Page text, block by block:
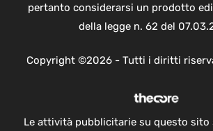
pertanto considerarsi un prodotto
della legge n. 62 del
Copyright ©2026 - Tutti i diritti
Le attività pubblicitarie su questo sito